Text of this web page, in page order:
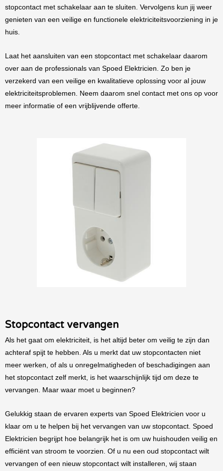
stopcontact met schakelaar aan te sluiten. Vervolgens kun jij weer
genieten van een veilige en functionele elektriciteitsvoorziening in je
huis.
Laat het aansluiten van een stopcontact met schakelaar daarom
over aan de professionals van Spoed Elektricien. Zo ben je
verzekerd van een veilige en kwalitatieve oplossing voor al jouw
elektriciteitsproblemen. Neem daarom snel contact met ons op voor
meer informatie of een vrijblijvende offerte.
Stopcontact vervangen
Als het gaat om elektriciteit, is het altijd beter om veilig te zijn dan
achteraf spijt te hebben. Als u merkt dat uw stopcontacten niet
meer werken, of als u onregelmatigheden of beschadigingen aan
het stopcontact zelf merkt, is het waarschijnlijk tijd om deze te
vervangen. Maar waar moet u beginnen?
Gelukkig staan de ervaren experts van Spoed Elektricien voor u
klaar om u te helpen bij het vervangen van uw stopcontact. Spoed
Elektricien begrijpt hoe belangrijk het is om uw huishouden veilig en
efficiënt van stroom te voorzien. Of u nu een oud stopcontact wilt
vervangen of een nieuw stopcontact wilt installeren, wij staan